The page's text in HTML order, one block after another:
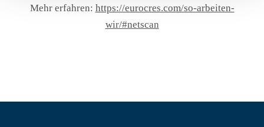
Mehr erfahren: https://eurocres.com/so-arbeiten-
wir/#netscan